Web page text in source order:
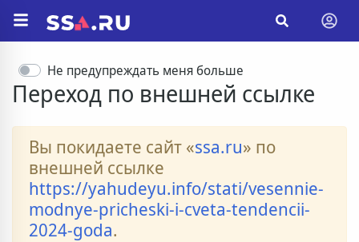
Переход по внешней ссылке
Не предупреждать меня больше
Вы покидаете сайт «ssa.ru» по
внешней ссылке
https://yahudeyu.info/stati/vesennie-
modnye-pricheski-i-cveta-tendencii-
2024-goda.